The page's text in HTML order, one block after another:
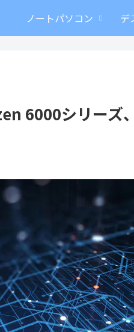
ノートパソコン デ
6000シリーズ